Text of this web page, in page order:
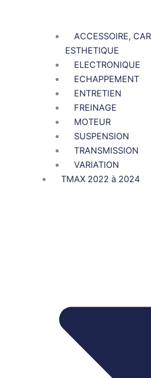
ACCESSOIRE,
ESTHETIQUE
ELECTRONIQUE
ECHAPPEMENT
ENTRETIEN
FREINAGE
MOTEUR
SUSPENSION
TRANSMISSION
VARIATION
TMAX 2022 à 2024